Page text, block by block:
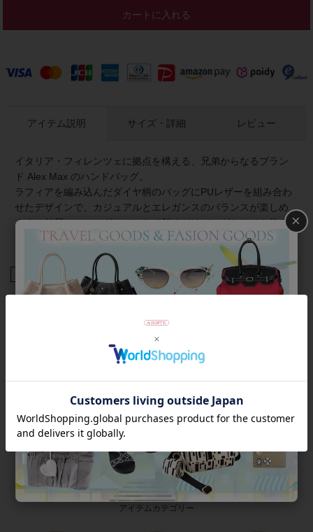
カートに入れる
アイテム説明
イタリア・フィレンツェに拠点を構える、兄弟からなるブラン
ド Alex Max のハンドバッグ。
ラフィアを編み込んだダイヤ柄のバッグにPUレザーを組み合わ
せたデザインで、カジュアルとエレガンスのバランスが楽しめ
ます。付属のショルダーベルトで斜めがけバッグとしても使え
るマルチウェイ仕様。
サイズ・詳細 レビュー
8260015
Category
アイテムカテゴリー
×